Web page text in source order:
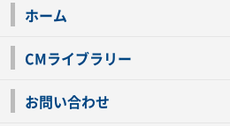
ホーム
CMライブラリー
お問い合わせ